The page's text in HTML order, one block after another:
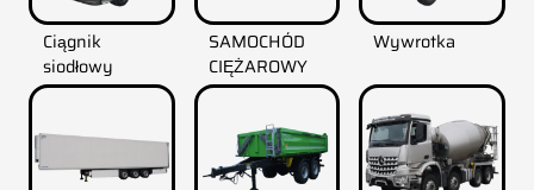
Ciągnik
siodłowy
SAMOCHÓD
CIĘŻAROWY
Wywrotka